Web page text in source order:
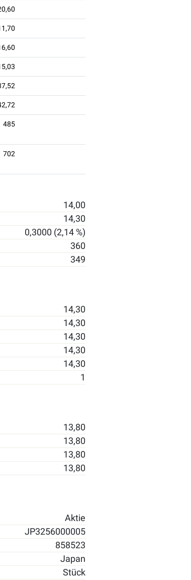
485
702
14,00
14,30
0,3000 (2,14 %)
360
349
14,30
14,30
14,30
14,30
14,30
1
13,80
13,80
13,80
13,80
Aktie
JP3256000005
858523
Japan
Stück